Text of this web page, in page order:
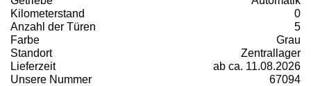
Kilometerstand
0
Anzahl der Türen
5
Farbe
Grau
Standort
Zentrallager
Lieferzeit
ab ca. 11.08.2026
Unsere Nummer
67094